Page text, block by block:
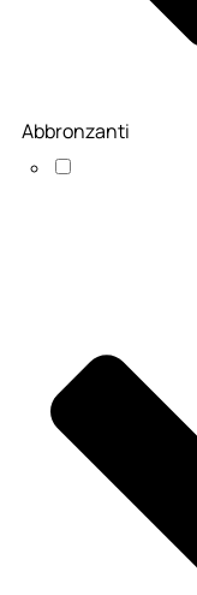
Abbronzanti